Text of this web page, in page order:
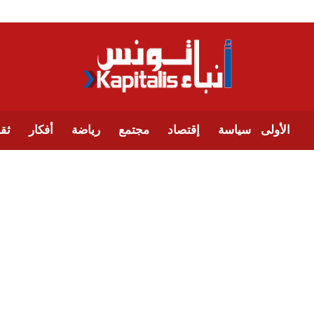
الأولى سياسة إقتصاد مجتمع رياضة أفكار